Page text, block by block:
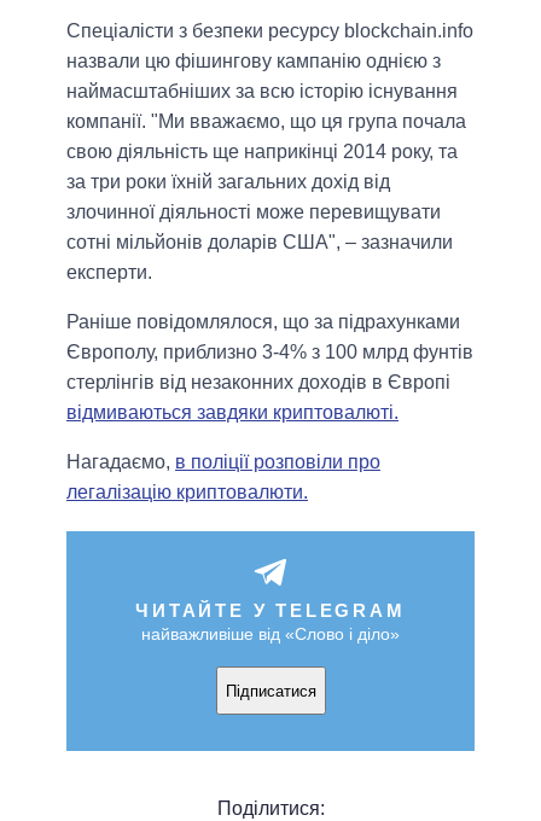
Спеціалісти з безпеки ресурсу blockchain.info
назвали цю фішингову кампанію однією з
наймасштабніших за всю історію існування
компанії. "Ми вважаємо, що ця група почала
свою діяльність ще наприкінці 2014 року, та
за три роки їхній загальних дохід від
злочинної діяльності може перевищувати
сотні мільйонів доларів США", – зазначили
експерти.
Раніше повідомлялося, що за підрахунками
Європолу, приблизно 3-4% з 100 млрд фунтів
стерлінгів від незаконних доходів в Європі
відмиваються завдяки криптовалюті.
Нагадаємо, в поліції розповіли про
легалізацію криптовалюти.
ЧИТАЙТЕ У TELEGRAM
найважливіше від «Слово і діло»
Підписатися
Поділитися: